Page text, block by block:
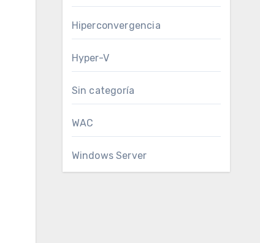
Hiperconvergencia
Hyper-V
Sin categoría
WAC
Windows Server